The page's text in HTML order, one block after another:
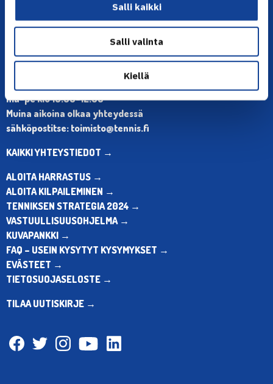
Salli kaikki
Salli valinta
Kiellä
YHTEYSTIEDOT
Olympiastadion, Paavo Nurmen tie 1, 00250 Helsinki
ma-pe klo 10.00-12.00
Muina aikoina olkaa yhteydessä
sähköpostitse: toimisto@tennis.fi
KAIKKI YHTEYSTIEDOT →
ALOITA HARRASTUS →
ALOITA KILPAILEMINEN →
TENNIKSEN STRATEGIA 2024 →
VASTUULLISUUSOHJELMA →
KUVAPANKKI →
FAQ – USEIN KYSYTYT KYSYMYKSET →
EVÄSTEET →
TIETOSUOJASELOSTE →
TILAA UUTISKIRJE →